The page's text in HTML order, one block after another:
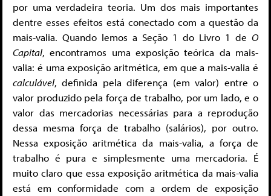
por uma verdadeira teoria. Um dos mais importantes
dentre esses efeitos está conectado com a questão da
mais-valia. Quando lemos a Seção 1 do Livro 1 de O
Capital, encontramos uma exposição teórica da mais-
valia: é uma exposição aritmética, em que a mais-valia é
calculável, definida pela diferença (em valor) entre o
valor produzido pela força de trabalho, por um lado, e o
valor das mercadorias necessárias para a reprodução
dessa mesma força de trabalho (salários), por outro.
Nessa exposição aritmética da mais-valia, a força de
trabalho é pura e simplesmente uma mercadoria. É
muito claro que essa exposição aritmética da mais-valia
está em conformidade com a ordem de exposição